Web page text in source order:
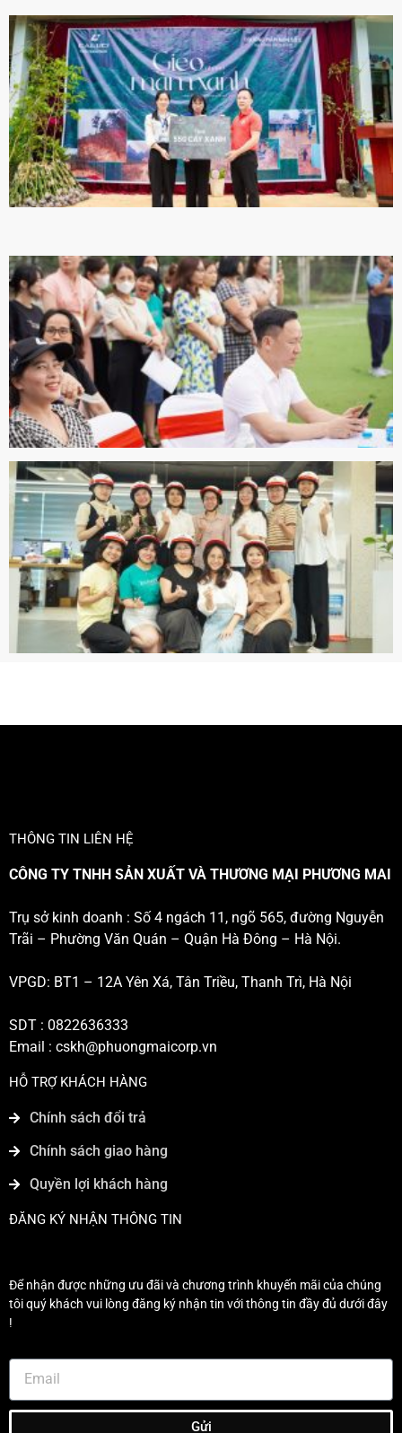
THÔNG TIN LIÊN HỆ
CÔNG TY TNHH SẢN XUẤT VÀ THƯƠNG MẠI PHƯƠNG MAI
Trụ sở kinh doanh : Số 4 ngách 11, ngõ 565, đường Nguyễn
Trãi – Phường Văn Quán – Quận Hà Đông – Hà Nội.
VPGD: BT1 – 12A Yên Xá, Tân Triều, Thanh Trì, Hà Nội
SDT : 0822636333
Email : cskh@phuongmaicorp.vn
HỖ TRỢ KHÁCH HÀNG
Chính sách đổi trả
Chính sách giao hàng
Quyền lợi khách hàng
ĐĂNG KÝ NHẬN THÔNG TIN
Để nhận được những ưu đãi và chương trình khuyến mãi của chúng
tôi quý khách vui lòng đăng ký nhận tin với thông tin đầy đủ dưới đây
!
Gửi